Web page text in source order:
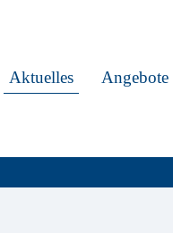
Aktuelles Angebote